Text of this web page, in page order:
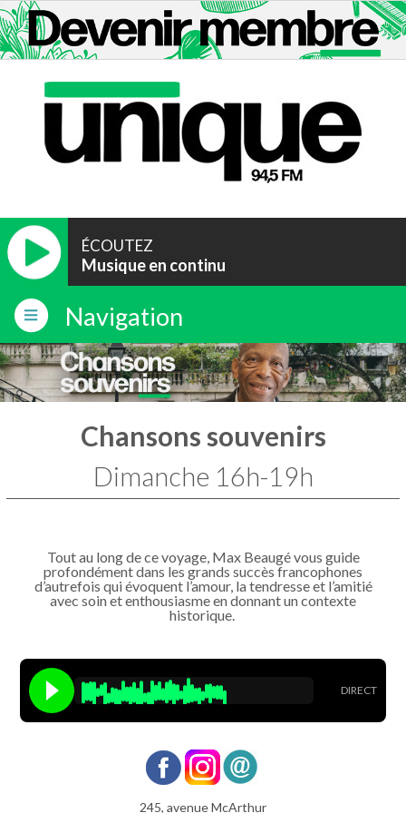
ÉCOUTEZ
Musique en continu
Navigation
Chansons souvenirs
Dimanche 16h-19h
Tout au long de ce voyage, Max Beaugé vous guide
profondément dans les grands succès francophones
d’autrefois qui évoquent l’amour, la tendresse et l’amitié
avec soin et enthousiasme en donnant un contexte
historique.
DIRECT
245, avenue McArthur